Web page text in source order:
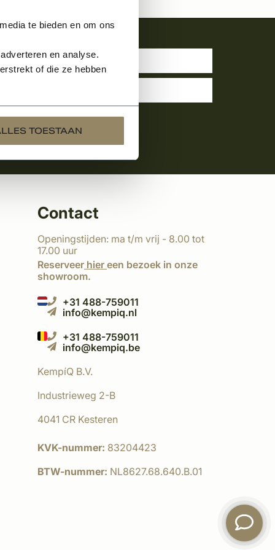
te bieden en om ons
en analyse.
of die ze hebben
TOESTAAN
Contact
Openingstijden: ma t/m vrij - 8.00 tot
17.00 uur
Reserveer hier een bezoek in onze
showroom.
+31 488-759011
info@kempiq.nl
+31 488-759011
info@kempiq.be
KempíQ B.V.
Industrieweg 2-B
4041 CR Kesteren
KVK-nummer: 83204423
BTW-nummer: NL8627.68.640.B.01